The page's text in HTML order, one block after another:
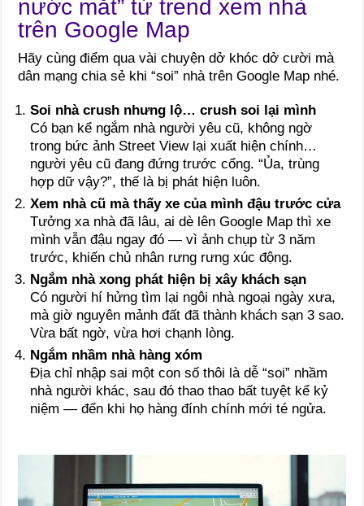
nước mắt” từ trend xem nhà
trên Google Map
Hãy cùng điểm qua vài chuyện dở khóc dở cười mà
dân mạng chia sẻ khi “soi” nhà trên Google Map nhé.
Soi nhà crush nhưng lộ… crush soi lại mình
Có bạn kể ngắm nhà người yêu cũ, không ngờ
trong bức ảnh Street View lại xuất hiện chính…
người yêu cũ đang đứng trước cổng. “Ủa, trùng
hợp dữ vậy?”, thế là bị phát hiện luôn.
Xem nhà cũ mà thấy xe của mình đậu trước cửa
Tưởng xa nhà đã lâu, ai dè lên Google Map thì xe
mình vẫn đậu ngay đó — vì ảnh chụp từ 3 năm
trước, khiến chủ nhân rưng rưng xúc động.
Ngắm nhà xong phát hiện bị xây khách sạn
Có người hí hửng tìm lại ngôi nhà ngoại ngày xưa,
mà giờ nguyên mảnh đất đã thành khách sạn 3 sao.
Vừa bất ngờ, vừa hơi chạnh lòng.
Ngắm nhầm nhà hàng xóm
Địa chỉ nhập sai một con số thôi là dễ “soi” nhầm
nhà người khác, sau đó thao thao bất tuyệt kể kỷ
niệm — đến khi họ hàng đính chính mới té ngửa.